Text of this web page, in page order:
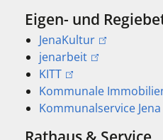
Eigen- und
JenaKultur
jenarbeit
KITT
Kommunale
Kommunalservice Jena